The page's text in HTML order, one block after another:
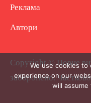
Реклама
Автори
Copyright © Повне
заборонено.
We use cookies
experience on our
will